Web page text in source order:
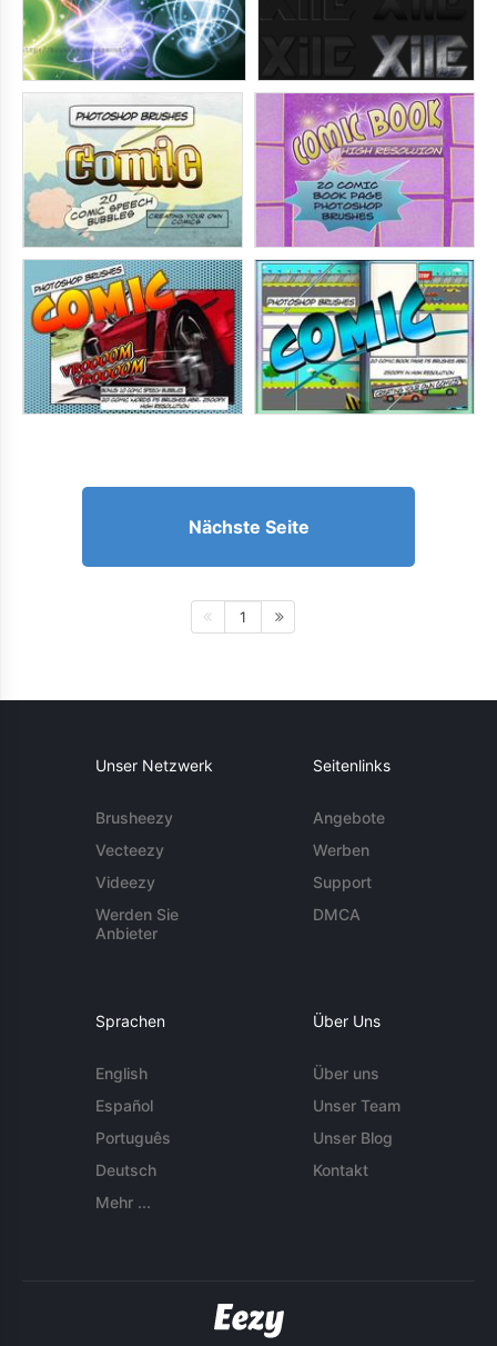
Nächste Seite
1
Unser Netzwerk
Brusheezy
Vecteezy
Videezy
Werden Sie
Anbieter
Seitenlinks
Angebote
Werben
Support
DMCA
Sprachen
English
Español
Português
Deutsch
Mehr ...
Über Uns
Über uns
Unser Team
Unser Blog
Kontakt